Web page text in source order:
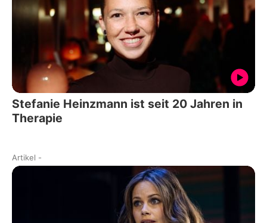
Stefanie Heinzmann ist seit 20 Jahren in
Therapie
Artikel -